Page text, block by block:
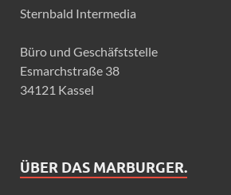
Sternbald Intermedia
Büro und Geschäfststelle
Esmarchstraße 38
34121 Kassel
ÜBER DAS MARBURGER.